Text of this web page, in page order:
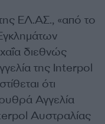
ΕΛ.ΑΣ., «από το
διεθνώς
της Interpol
ότι
Αγγελία
Αυστραλίας